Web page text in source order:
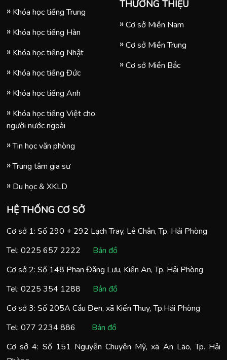
Khóa học tiếng Trung
Khóa học tiếng Hàn
Khóa học tiếng Nhật
Khóa học tiếng Đức
Khóa học tiếng Anh
Khóa học tiếng Việt cho
người nước ngoài
Tin học văn phòng
Trung tâm gia sư
Du học & XKLD
THƯƠNG THIỆU
Cơ sở Miền Nam
Cơ sở Miền Trung
Cơ sở Miền Bắc
HỆ THỐNG CƠ SỞ
Cơ sở 1: Số 290 + 292 Lạch Tray, Lê Chân, Tp. Hải Phòng
Tel: 0225 657 2222
Bản đồ
Cơ sở 2: Số 148 Phan Đăng Lưu, Kiến An, Tp. Hải Phòng
Tel: 0225 354 1288
Bản đồ
Cơ sở 3: Số 205A Cầu Đen, xã Kiến Thuỵ, Tp.Hải Phòng
Tel: 077 2234 886
Bản đồ
Cơ sở 4: Số 151 Nguyễn Chuyên Mỹ, xã An Lão, Tp. Hải